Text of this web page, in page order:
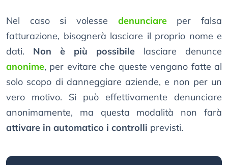
Nel caso si volesse denunciareper falsa
fatturazione, bisognerà lasciare il proprio nome e
dati. Non è più possibile lasciare denunce
anonime, per evitare che queste vengano fatte al
solo scopo di danneggiare aziende, e non per un
vero motivo. Si può effettivamente denunciare
anonimamente, ma questa modalità non farà
attivare in automatico i controlli previsti.